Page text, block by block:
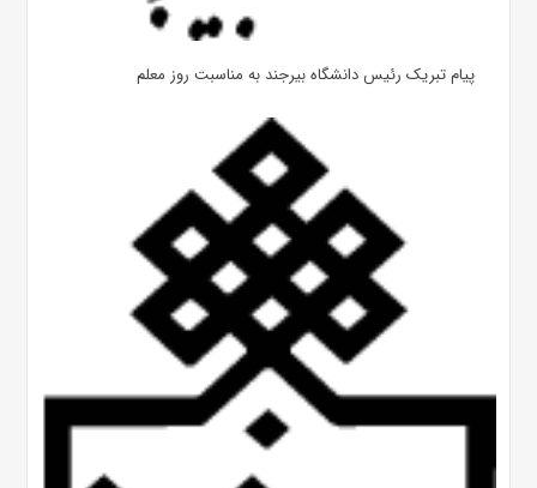
پیام تبریک رئیس دانشگاه بیرجند به مناسبت روز معلم